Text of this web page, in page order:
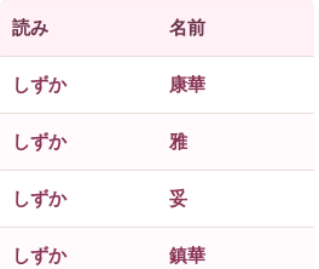
読み 名前
しずか 康華
しずか 雅
しずか 妥
しずか 鎮華